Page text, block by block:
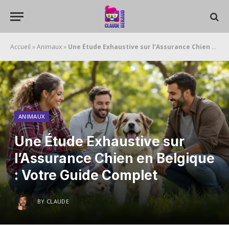
Accueil »Animaux» Une Étude Exhaustive sur l’Assurance Chien en Belgique : Votre Guide Complet
ANIMAUX
Une Étude Exhaustive sur
l’Assurance Chien en Belgique
: Votre Guide Complet
BY CLAUDE